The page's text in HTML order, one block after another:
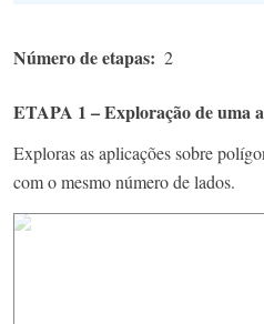
Número de etapas 2
ETAPA 1 – Exploração de uma
Exploras as aplicações sobre
com o mesmo número de lados.